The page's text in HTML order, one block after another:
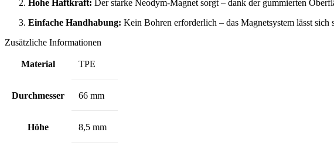
Hohe Haftkraft: Der starke Neodym-Magnet sorgt – dank der gummierten
Einfache Handhabung: Kein Bohren erforderlich – das Magnetsystem lässt
Zusätzliche Informationen
Material TPE
Durchmesser 66 mm
Höhe 8,5 mm